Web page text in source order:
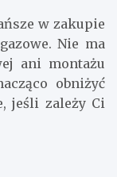
w zakupie
Nie ma
ani montażu
obniżyć
jeśli zależy Ci